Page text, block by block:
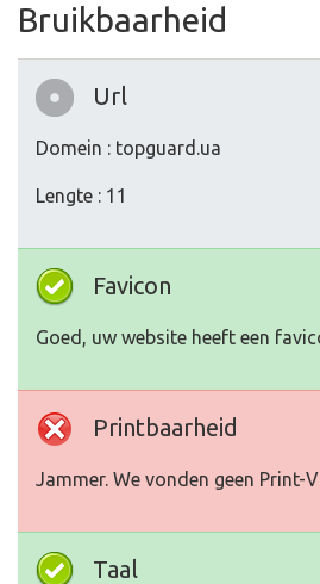
Bruikbaarheid
Url
Domein : topguard.ua
Lengte : 11
Favicon
Goed, uw website heeft een
Printbaarheid
Jammer. We vonden geen Print-
Taal